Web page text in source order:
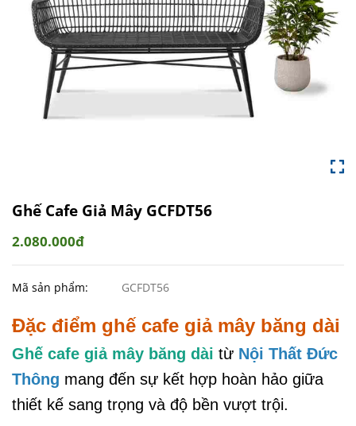
Ghế Cafe Giả Mây GCFDT56
2.080.000đ
Mã sản phẩm: GCFDT56
Đặc điểm ghế cafe giả mây băng dài
Ghế cafe giả mây băng dài từ Nội Thất Đức
Thông mang đến sự kết hợp hoàn hảo giữa
thiết kế sang trọng và độ bền vượt trội.